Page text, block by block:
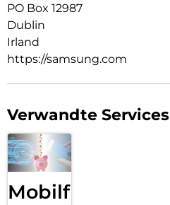
PO Box 12987
Dublin
Irland
https://samsung.com
Verwandte Services
Mobilfunk